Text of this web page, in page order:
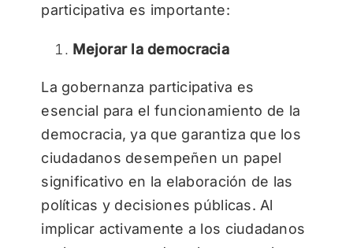
participativa es importante:
Mejorar la democracia
La gobernanza participativa es
esencial para el funcionamiento de la
democracia, ya que garantiza que los
ciudadanos desempeñen un papel
significativo en la elaboración de las
políticas y decisiones públicas. Al
implicar activamente a los ciudadanos